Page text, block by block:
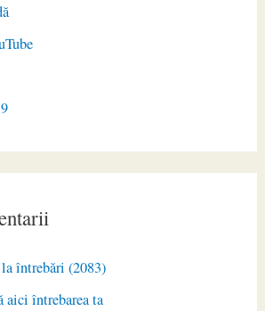
întrebări (2083)
aici întrebarea ta